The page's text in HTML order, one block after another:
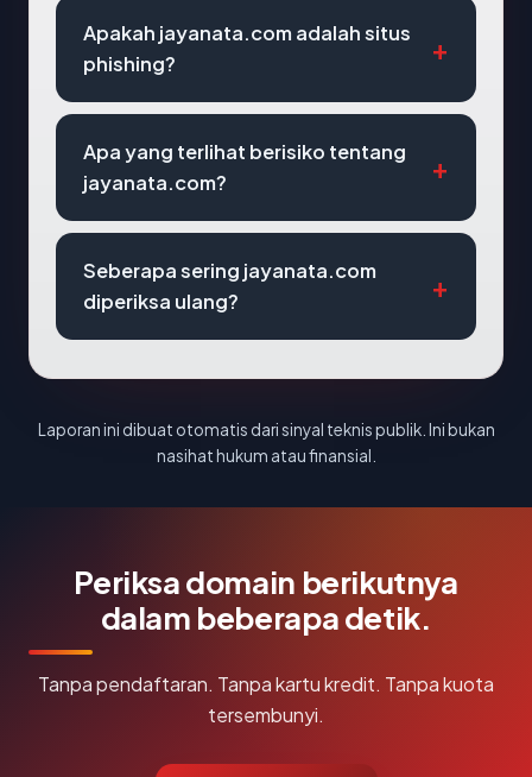
Apakah jayanata.com adalah situs
phishing?
Apa yang terlihat berisiko tentang
jayanata.com?
Seberapa sering jayanata.com
diperiksa ulang?
Laporan ini dibuat otomatis dari sinyal teknis publik. Ini bukan
nasihat hukum atau finansial.
Periksa domain berikutnya
dalam beberapa detik.
Tanpa pendaftaran. Tanpa kartu kredit. Tanpa kuota
tersembunyi.